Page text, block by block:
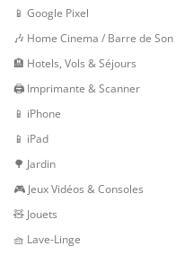
📱 Google Pixel
🎶 Home Cinema / Barre de Son
🏨 Hotels, Vols & Séjours
🖨 Imprimante & Scanner
📱 iPhone
📱 iPad
🌳 Jardin
🎮 Jeux Vidéos & Consoles
🧸 Jouets
🧺 Lave-Linge